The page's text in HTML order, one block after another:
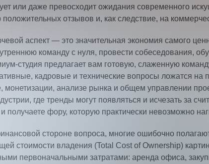
или даже превосходит ожидания современного
положительных отзывов и, как следствие, на
аспект — это значительная экономия самого
команду с нуля, провести собеседования,
студия предлагает вам готовую, слаженную
кадровые и технические вопросы ложатся на
монетизации, анализе рынка и общем управлении
где тренды могут появляться и исчезать за
получаете фору, которую практически невозможно
стороне вопроса, многие ошибочно
стоимости владения (Total Cost of Ownership)
первоначальными затратами: аренда офиса,